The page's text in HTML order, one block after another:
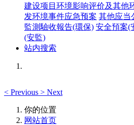
建设项目环境影响评价及其他
发环境事件应急预案 其他应当
監測驗收報告(環保) 安全預案(
(安監)
站内搜索
< Previous > Next
你的位置
网站首页